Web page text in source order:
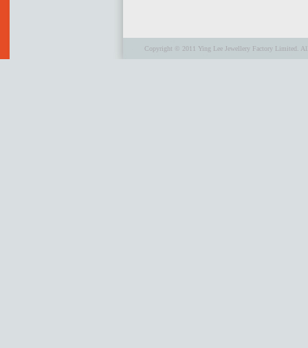
Copyright © 2011 Ying Lee Jewellery Factory Limited.